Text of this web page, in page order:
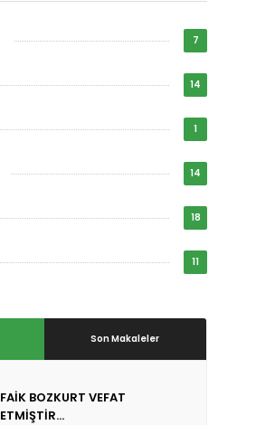
7
14
1
14
18
11
Son Makaleler
FAİK BOZKURT VEFAT
ETMİŞTİR...